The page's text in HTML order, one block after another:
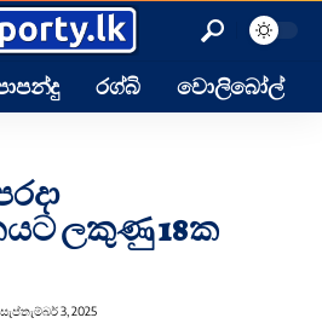
රග්බි වොලිබෝල්
ලකුණු 18ක
3, 2025